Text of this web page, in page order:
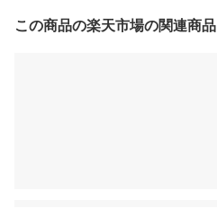
この商品の楽天市場の関連商品